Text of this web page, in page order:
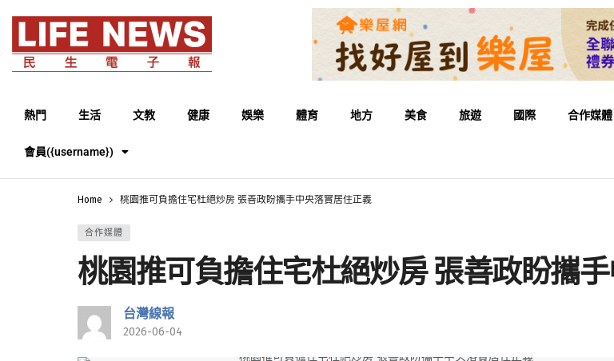
熱門 生活 文教 健康 娛樂 體育 地方 美食 旅遊 國際 合作媒體
會員({username})
Home 桃園推可負擔住宅杜絕炒房 張善政盼攜手中央落實居住正義
合作媒體
桃園推可負擔住宅杜絕炒房 張善政盼攜
台灣線報
2026-06-04